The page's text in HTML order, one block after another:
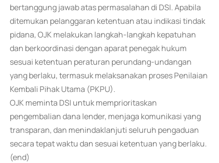
bertanggung jawab atas permasalahan di DSI. Apabila
ditemukan pelanggaran ketentuan atau indikasi tindak
pidana, OJK melakukan langkah-langkah kepatuhan
dan berkoordinasi dengan aparat penegak hukum
sesuai ketentuan peraturan perundang-undangan
yang berlaku, termasuk melaksanakan proses Penilaian
Kembali Pihak Utama (PKPU).
OJK meminta DSI untuk memprioritaskan
pengembalian dana lender, menjaga komunikasi yang
transparan, dan menindaklanjuti seluruh pengaduan
secara tepat waktu dan sesuai ketentuan yang berlaku.
(end)